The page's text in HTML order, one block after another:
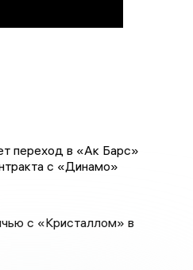
переход в «Ак Барс»
с «Динамо»
с «Кристаллом» в